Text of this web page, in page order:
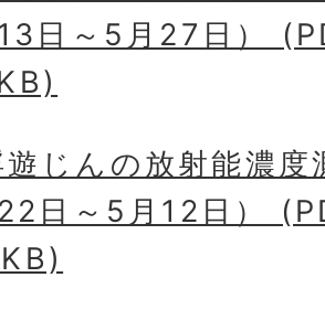
日～5月27日）
遊じんの放射能濃
日～5月12日）